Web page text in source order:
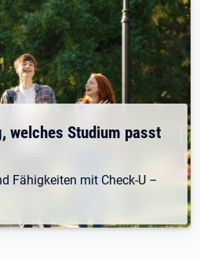
welches Studium passt
Fähigkeiten mit Check-U –